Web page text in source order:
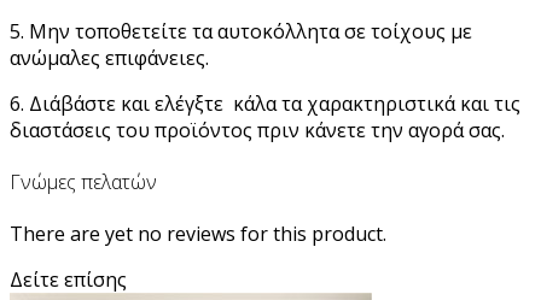
5. Μην τοποθετείτε τα αυτοκόλλητα σε τοίχους με
ανώμαλες επιφάνειες.
6. Διάβάστε και ελέγξτε κάλα τα χαρακτηριστικά και τις
διαστάσεις του προϊόντος πριν κάνετε την αγορά σας.
Γνώμες πελατών
There are yet no reviews for this product.
Δείτε επίσης